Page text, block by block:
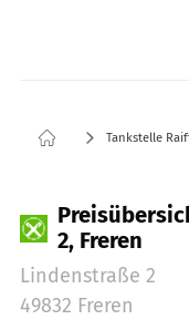
Tankstelle
2, Freren
Lindenstraße 2
49832 Freren